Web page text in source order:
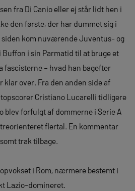
fra Di Canio eller ej står lidt hen i
den første, der har dummet sig i
siden kom nuværende Juventus- og
i sin Parmatid til at bruge et
fascisterne – hvad han bagefter
klar over. Fra den anden side af
Cristiano Lucarelli tidligere
blev forfulgt af dommerne i Serie A
flertal. En kommentar
trak tilbage.
i Rom, nærmere bestemt i
Lazio-domineret.